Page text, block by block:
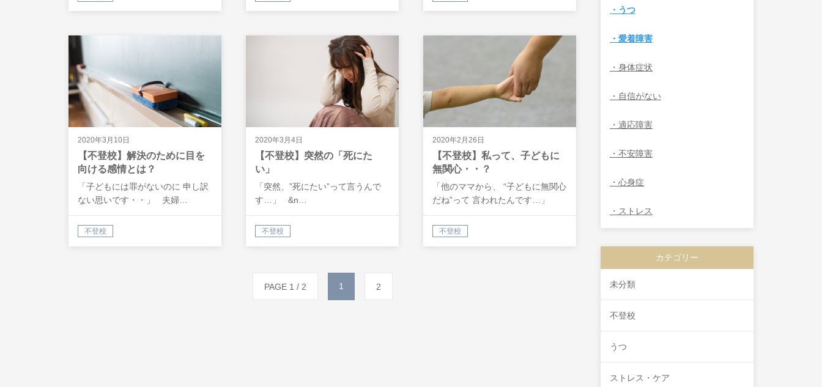
2020年3月10日
【不登校】解決のために目を
向ける感情とは？
「子どもには罪がないのに 申し訳
ない思いです・・」 夫婦…
不登校
2020年3月4日
【不登校】突然の「死にた
い」
「突然、”死にたい”って言うんで
す…」 &n…
不登校
2020年2月26日
【不登校】私って、子どもに
無関心・・？
「他のママから、 “子どもに無関心
だね”って 言われたんです…」
不登校
PAGE 1 / 2 1 2
・うつ
・愛着障害
・身体症状
・自信がない
・適応障害
・不安障害
・心身症
・ストレス
カテゴリー
未分類
不登校
うつ
ストレス・ケア